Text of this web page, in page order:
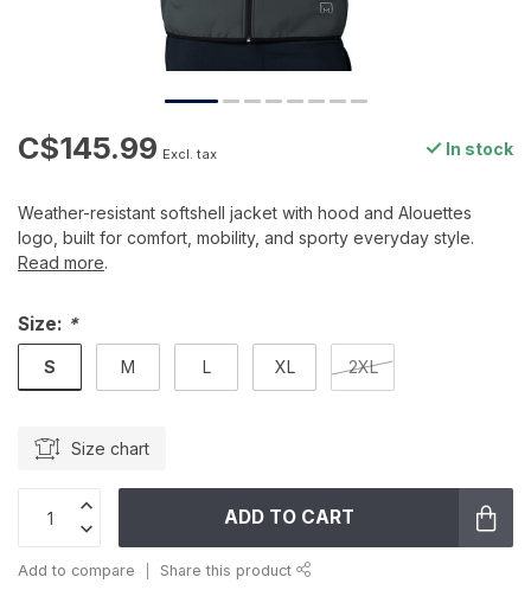
C$145.99 Excl. tax In stock
Weather-resistant softshell jacket with hood and Alouettes
logo, built for comfort, mobility, and sporty everyday style.
Read more.
Size: *
S M L XL 2XL
Size chart
ADD TO CART
Add to compare Share this product